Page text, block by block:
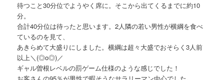
待つこと30分位でようやく席に。そこから出てくるまでに約10
分。
合計40分位は待ったと思います。2人隣の若い男性が横綱を食べ
ているのを見て、
あきらめて大盛りにしました。横綱は超々大盛でおそらく3人前
以上＼(◎o◎)／
ギャル曽根レベルの罰ゲーム仕様のような感じでした！
お客さんの95％が男性で暇そうなサラリーマン中心でした。